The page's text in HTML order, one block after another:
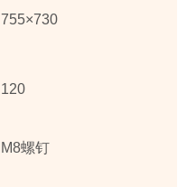
755×730
120
M8螺钉